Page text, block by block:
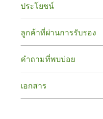
ประโยชน์
ลูกค้าที่ผ่านการรับรอง
คําถามที่พบบ่อย
เอกสาร